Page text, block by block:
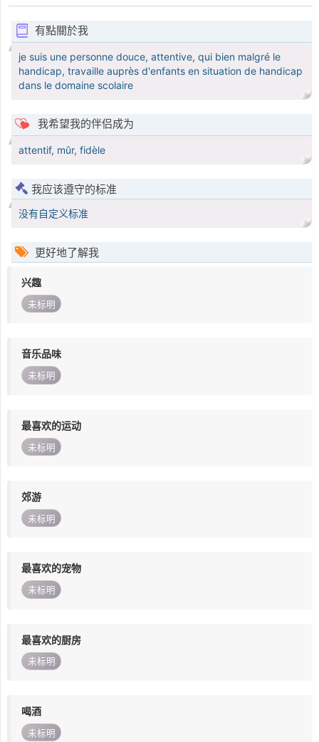
有點關於我
je suis une personne douce, attentive, qui bien malgré le
handicap, travaille auprès d'enfants en situation de handicap
dans le domaine scolaire
我希望我的伴侣成为
attentif, mûr, fidèle
我应该遵守的标准
没有自定义标准
更好地了解我
兴趣
未标明
音乐品味
未标明
最喜欢的运动
未标明
郊游
未标明
最喜欢的宠物
未标明
最喜欢的厨房
未标明
喝酒
未标明